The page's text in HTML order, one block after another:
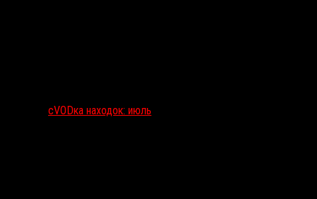
сVODка находок: июль